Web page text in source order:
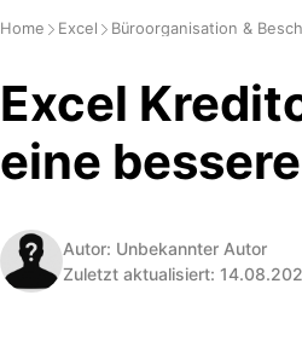
Home Excel Büroorganisation &
Excel
eine
Autor: Unbekannter Autor
Zuletzt aktualisiert: